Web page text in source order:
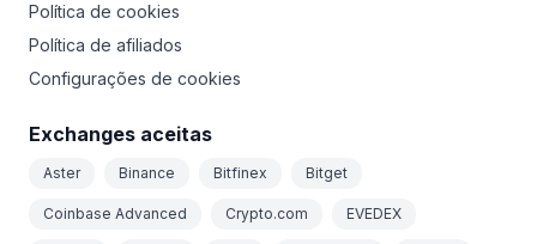
Política de cookies
Política de afiliados
Configurações de cookies
Exchanges aceitas
Aster Binance Bitfinex Bitget
Coinbase Advanced Crypto.com EVEDEX